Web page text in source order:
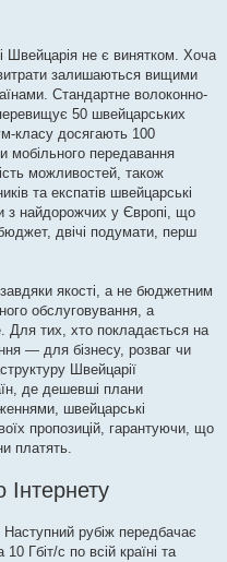
Швейцарія не є винятком. Хоча
витрати залишаються вищими
Стандартне волоконно-
50 швейцарських
класу досягають 100
мобільного передавання
можливостей, також
та експатів швейцарські
з найдорожчих у Європі, що
двічі подумати, перш
якості, а не бюджетним
обслуговування, а
Для тих, хто покладається на
— для бізнесу, розваг чи
Швейцарії
де дешевші плани
швейцарські
пропозицій, гарантуючи, що
платять.
рубіж передбачає
Гбіт/с по всій країні та